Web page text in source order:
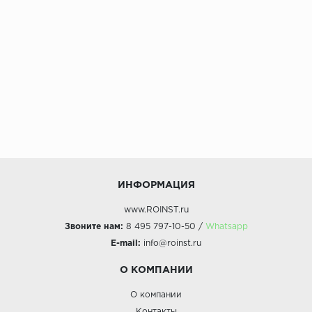
ИНФОРМАЦИЯ
www.ROINST.ru
Звоните нам: 8 495 797-10-50 / Whatsapp
E-mail: info@roinst.ru
О КОМПАНИИ
О компании